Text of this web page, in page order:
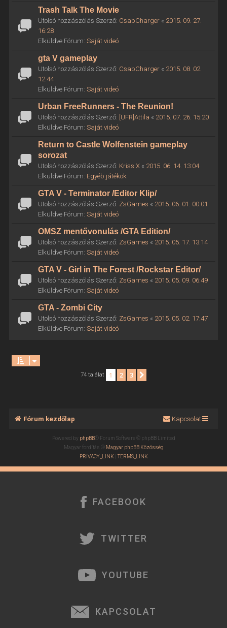
Trash Talk The Movie
Utolsó hozzászólás Szerző: CsabCharger« 2015. 09. 27.
16:28
Elküldve Fórum: Saját videó
gta V gameplay
Utolsó hozzászólás Szerző: CsabCharger« 2015. 08. 02.
12:44
Elküldve Fórum: Saját videó
Urban FreeRunners - The Reunion!
Utolsó hozzászólás Szerző: [UFR]Attila « 2015. 07. 26. 15:20
Elküldve Fórum: Saját videó
Return to Castle Wolfenstein gameplay
sorozat
Utolsó hozzászólás Szerző: Kriss X« 2015. 06. 14. 13:04
Elküldve Fórum: Egyéb játékok
GTA V - Terminator /Editor Klip/
Utolsó hozzászólás Szerző: ZsGames « 2015. 06. 01. 00:01
Elküldve Fórum: Saját videó
OMSZ mentővonulás /GTA Edition/
Utolsó hozzászólás Szerző: ZsGames « 2015. 05. 17. 13:14
Elküldve Fórum: Saját videó
GTA V - Girl in The Forest /Rockstar Editor/
Utolsó hozzászólás Szerző: ZsGames « 2015. 05. 09. 06:49
Elküldve Fórum: Saját videó
GTA - Zombi City
Utolsó hozzászólás Szerző: ZsGames « 2015. 05. 02. 17:47
Elküldve Fórum: Saját videó
74 találat 1 2 3
Fórum kezdőlap Kapcsolat
Powered by phpBB® Forum Software © phpBB Limited
Magyar fordítás ©
Magyar phpBB Közösség
PRIVACY_LINK| TERMS_LINK
FACEBOOK
TWITTER
YOUTUBE
KAPCSOLAT